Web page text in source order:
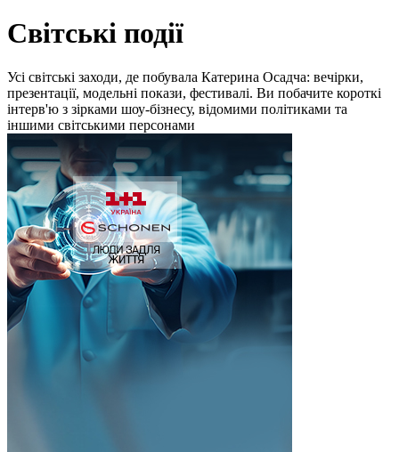
Світські події
Усі світські заходи, де побувала Катерина Осадча: вечірки,
презентації, модельні покази, фестивалі. Ви побачите короткі
інтерв'ю з зірками шоу-бізнесу, відомими політиками та
іншими світськими персонами